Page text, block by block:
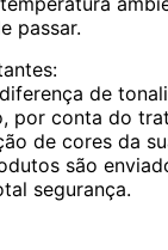
passar.
de
por conta do
de cores da
são
segurança.